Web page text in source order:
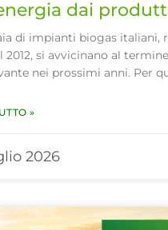
dai
di impianti biogas italiani,
2012, si avvicinano al
nei prossimi anni. Per
»
2026